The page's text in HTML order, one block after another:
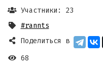
Участники: 23
#rannts
Поделиться в
68